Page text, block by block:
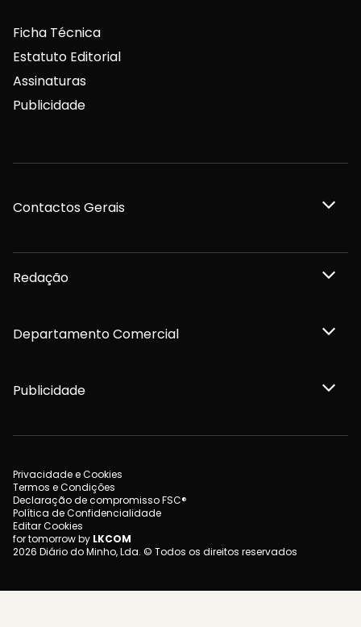
Ficha Técnica
Estatuto Editorial
Assinaturas
Publicidade
Contactos Gerais
Redação
Departamento Comercial
Publicidade
Privacidade e Cookies
Termos e Condições
Declaração de compromisso FSC®
Política de Confidencialidade
Editar Cookies
for tomorrow by LKCOM
2026 Diário do Minho, Lda. © Todos os direitos reservados